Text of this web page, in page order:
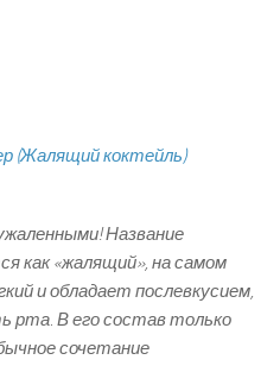
Название
как «жалящий», на самом
и обладает послевкусием,
рта. В его состав только
сочетание